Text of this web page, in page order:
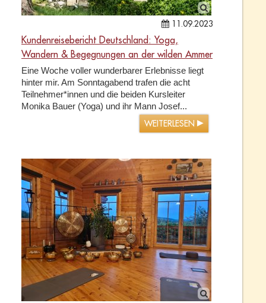
11.09.2023
Kundenreisebericht Deutschland: Yoga,
Wandern & Begegnungen an der wilden Ammer
Eine Woche voller wunderbarer Erlebnisse liegt
hinter mir. Am Sonntagabend trafen die acht
Teilnehmer*innen und die beiden Kursleiter
Monika Bauer (Yoga) und ihr Mann Josef...
WEITERLESEN